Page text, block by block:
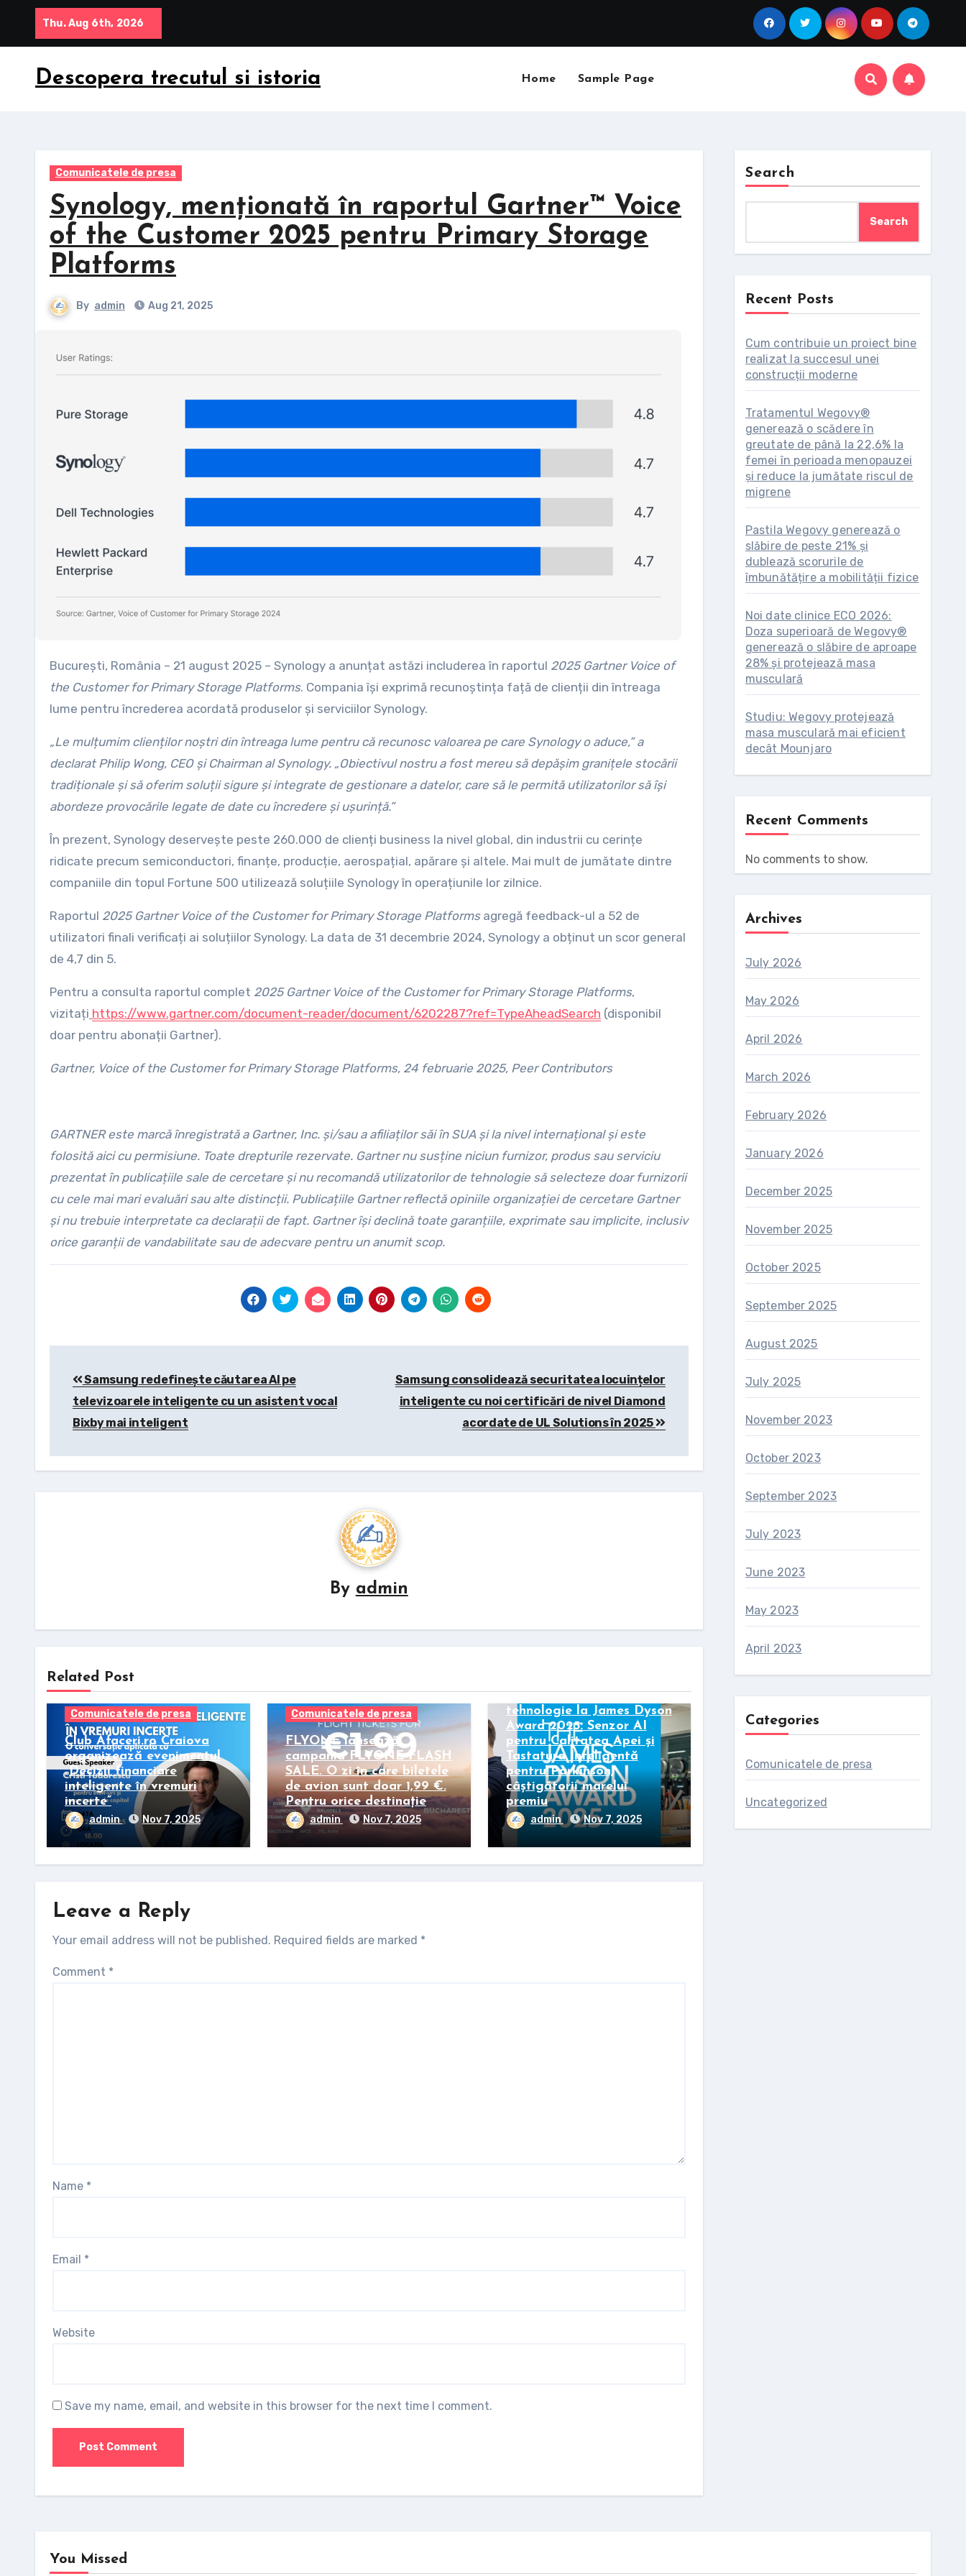
content
Thu. Aug 6th, 2026
Descopera trecutul si istoria Home Sample Page
Comunicatele de presa
Synology, menționată în raportul Gartner™ Voice
of the Customer 2025 pentru Primary Storage
Platforms
By admin Aug 21, 2025
București, România – 21 august 2025 – Synology a anunțat astăzi includerea în raportul 2025 Gartner Voice of
the Customer for Primary Storage Platforms. Compania își exprimă recunoștința față de clienții din întreaga
lume pentru încrederea acordată produselor și serviciilor Synology.
„Le mulțumim clienților noștri din întreaga lume pentru că recunosc valoarea pe care Synology o aduce,” a
declarat Philip Wong, CEO și Chairman al Synology. „Obiectivul nostru a fost mereu să depășim granițele stocării
tradiționale și să oferim soluții sigure și integrate de gestionare a datelor, care să le permită utilizatorilor să își
abordeze provocările legate de date cu încredere și ușurință.”
În prezent, Synology deservește peste 260.000 de clienți business la nivel global, din industrii cu cerințe
ridicate precum semiconductori, finanțe, producție, aerospațial, apărare și altele. Mai mult de jumătate dintre
companiile din topul Fortune 500 utilizează soluțiile Synology în operațiunile lor zilnice.
Raportul 2025 Gartner Voice of the Customer for Primary Storage Platformsagregă feedback-ul a 52 de
utilizatori finali verificați ai soluțiilor Synology. La data de 31 decembrie 2024, Synology a obținut un scor general
de 4,7 din 5.
Pentru a consulta raportul complet 2025 Gartner Voice of the Customer for Primary Storage Platforms,
vizitați https://www.gartner.com/document-reader/document/6202287?ref=TypeAheadSearch (disponibil
doar pentru abonații Gartner).
Gartner, Voice of the Customer for Primary Storage Platforms, 24 februarie 2025, Peer Contributors
GARTNER este marcă înregistrată a Gartner, Inc. și/sau a afiliaților săi în SUA și la nivel internațional și este
folosită aici cu permisiune. Toate drepturile rezervate. Gartner nu susține niciun furnizor, produs sau serviciu
prezentat în publicațiile sale de cercetare și nu recomandă utilizatorilor de tehnologie să selecteze doar furnizorii
cu cele mai mari evaluări sau alte distincții. Publicațiile Gartner reflectă opiniile organizației de cercetare Gartner
și nu trebuie interpretate ca declarații de fapt. Gartner își declină toate garanțiile, exprimate sau implicite, inclusiv
orice garanții de vandabilitate sau de adecvare pentru un anumit scop.
navigation
Samsung redefinește căutarea AI pe
televizoarele inteligente cu un asistent vocal
Bixby mai inteligent
Samsung consolidează securitatea locuințelor
inteligente cu noi certificări de nivel Diamond
acordate de UL Solutions în 2025
By admin
Related Post
Comunicatele de presa
Club Afaceri.ro Craiova
organizează evenimentul
„Decizii financiare
inteligente în vremuri
incerte”
admin Nov 7, 2025
Comunicatele de presa
FLYONE lansează
campania FLYONE FLASH
SALE. O zi în care biletele
de avion sunt doar 1,99 €.
Pentru orice destinație
admin Nov 7, 2025
Inovații globale în
tehnologie la James Dyson
Award 2025: Senzor AI
pentru Calitatea Apei și
Tastatura Inteligentă
pentru Parkinson,
câștigătorii marelui
premiu
admin Nov 7, 2025
Leave a Reply
Your email address will not be published. Required fields are marked *
Comment *
Name *
Email *
Website
Save my name, email, and website in this browser for the next time I comment.
Search
Search
Recent Posts
Cum contribuie un proiect bine
realizat la succesul unei
construcții moderne
Tratamentul Wegovy®
generează o scădere în
greutate de până la 22,6% la
femei în perioada menopauzei
și reduce la jumătate riscul de
migrene
Pastila Wegovy generează o
slăbire de peste 21% și
dublează scorurile de
îmbunătățire a mobilității fizice
Noi date clinice ECO 2026:
Doza superioară de Wegovy®
generează o slăbire de aproape
28% și protejează masa
musculară
Studiu: Wegovy protejează
masa musculară mai eficient
decât Mounjaro
Recent Comments
No comments to show.
Archives
July 2026
May 2026
April 2026
March 2026
February 2026
January 2026
December 2025
November 2025
October 2025
September 2025
August 2025
July 2025
November 2023
October 2023
September 2023
July 2023
June 2023
May 2023
April 2023
Categories
Comunicatele de presa
Uncategorized
You Missed